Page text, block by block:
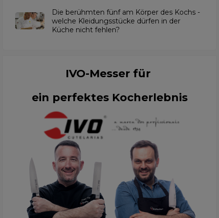
Die berühmten fünf am Körper des Kochs -
welche Kleidungsstücke dürfen in der
Küche nicht fehlen?
IVO-Messer für
ein perfektes Kocherlebnis